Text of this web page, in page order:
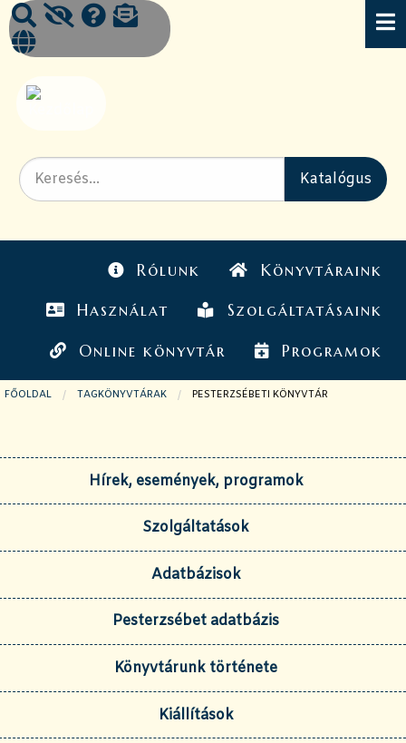
Rólunk Könyvtáraink
Használat Szolgáltatásaink
Online könyvtár Programok
FŐOLDAL TAGKÖNYVTÁRAK JELENLEGI OLDAL:
PESTERZSÉBETI KÖNYVTÁR
Hírek, események, programok
Szolgáltatások
Adatbázisok
Pesterzsébet adatbázis
Könyvtárunk története
Kiállítások